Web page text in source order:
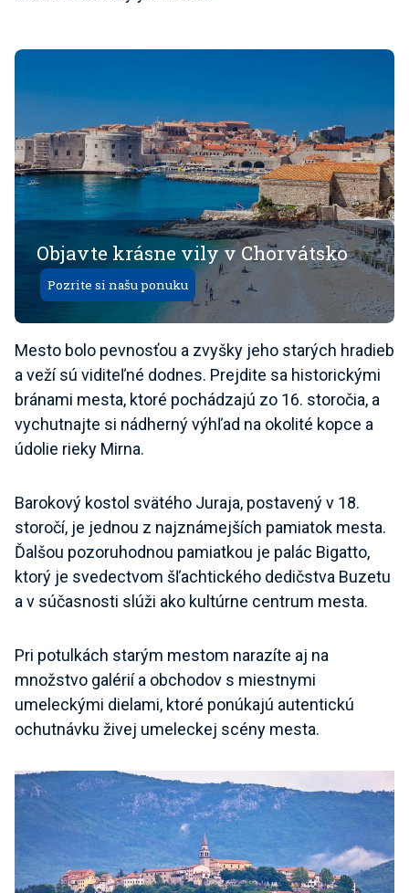
Objavte krásne vily v Chorvátsko
Pozrite si našu ponuku
Mesto bolo pevnosťou a zvyšky jeho starých hradieb
a veží sú viditeľné dodnes. Prejdite sa historickými
bránami mesta, ktoré pochádzajú zo 16. storočia, a
vychutnajte si nádherný výhľad na okolité kopce a
údolie rieky Mirna.
Barokový kostol svätého Juraja, postavený v 18.
storočí, je jednou z najznámejších pamiatok mesta.
Ďalšou pozoruhodnou pamiatkou je palác Bigatto,
ktorý je svedectvom šľachtického dedičstva Buzetu
a v súčasnosti slúži ako kultúrne centrum mesta.
Pri potulkách starým mestom narazíte aj na
množstvo galérií a obchodov s miestnymi
umeleckými dielami, ktoré ponúkajú autentickú
ochutnávku živej umeleckej scény mesta.